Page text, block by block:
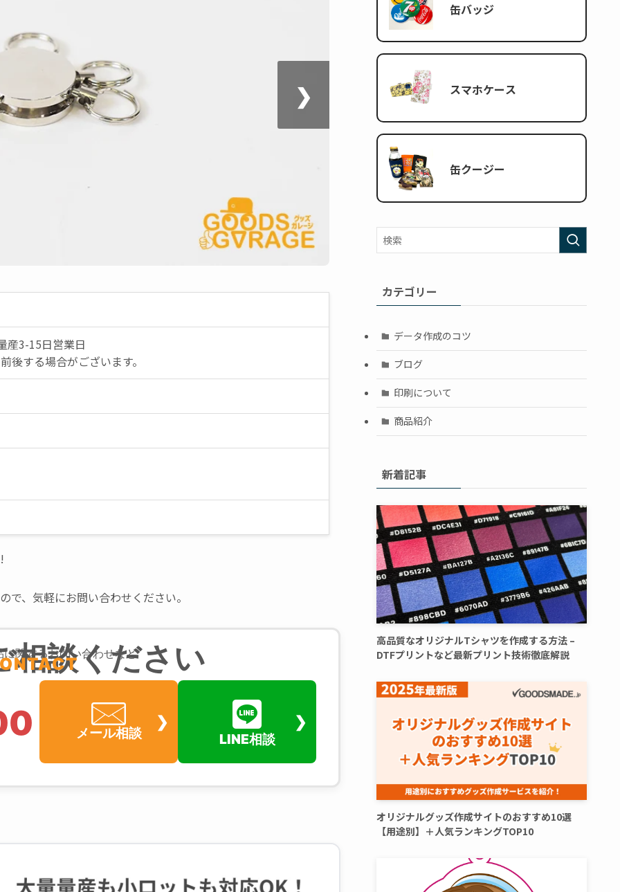
❯
産3-15日営業日
する場合がございます。
、気軽にお問い合わせください。
に関するお問い合わせなど
相談ください
メール相談 LINE相談
缶バッジ
スマホケース
缶クージー
カテゴリー
データ作成のコツ
ブログ
印刷について
商品紹介
新着記事
高品質なオリジナルTシャツを作成する方法 –
DTFプリントなど最新プリント技術徹底解説
オリジナルグッズ作成サイトのおすすめ10選
【用途別】＋人気ランキングTOP10